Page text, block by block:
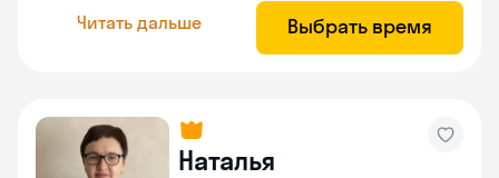
Читать дальше Выбрать время
Наталья